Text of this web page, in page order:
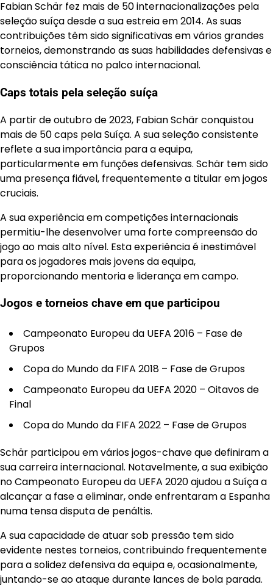
Fabian Schär fez mais de 50 internacionalizações pela
seleção suíça desde a sua estreia em 2014. As suas
contribuições têm sido significativas em vários grandes
torneios, demonstrando as suas habilidades defensivas e
consciência tática no palco internacional.
Caps totais pela seleção suíça
A partir de outubro de 2023, Fabian Schär conquistou
mais de 50 caps pela Suíça. A sua seleção consistente
reflete a sua importância para a equipa,
particularmente em funções defensivas. Schär tem sido
uma presença fiável, frequentemente a titular em jogos
cruciais.
A sua experiência em competições internacionais
permitiu-lhe desenvolver uma forte compreensão do
jogo ao mais alto nível. Esta experiência é inestimável
para os jogadores mais jovens da equipa,
proporcionando mentoria e liderança em campo.
Jogos e torneios chave em que participou
Campeonato Europeu da UEFA 2016 – Fase de
Grupos
Copa do Mundo da FIFA 2018 – Fase de Grupos
Campeonato Europeu da UEFA 2020 – Oitavos de
Final
Copa do Mundo da FIFA 2022 – Fase de Grupos
Schär participou em vários jogos-chave que definiram a
sua carreira internacional. Notavelmente, a sua exibição
no Campeonato Europeu da UEFA 2020 ajudou a Suíça a
alcançar a fase a eliminar, onde enfrentaram a Espanha
numa tensa disputa de penáltis.
A sua capacidade de atuar sob pressão tem sido
evidente nestes torneios, contribuindo frequentemente
para a solidez defensiva da equipa e, ocasionalmente,
juntando-se ao ataque durante lances de bola parada.